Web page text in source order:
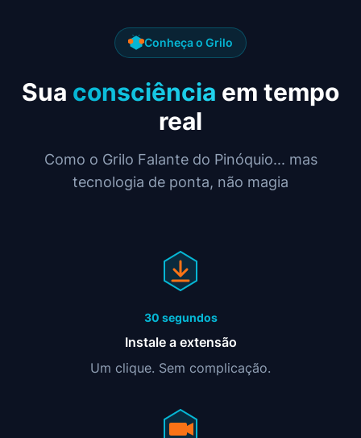
Conheça o Grilo
Sua consciência em tempo
real
Como o Grilo Falante do Pinóquio... mas
tecnologia de ponta, não magia
30 segundos
Instale a extensão
Um clique. Sem complicação.